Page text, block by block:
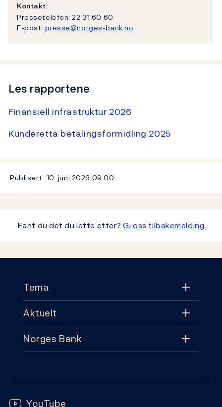
Kontakt:
Pressetelefon: 22 31 60 60
E-post: presse@norges-bank.no
Les rapportene
Finansiell infrastruktur 2026
Kunderetta betalingsformidling 2025
Publisert 10. juni 2026 09:00
Fant du det du lette etter?Gi oss tilbakemelding
Tema
Tema
Pengepolitikk
Aktuelt
Aktuelt
Publikasjoner
Norges Bank
Abonnement
Følg oss:
YouTube